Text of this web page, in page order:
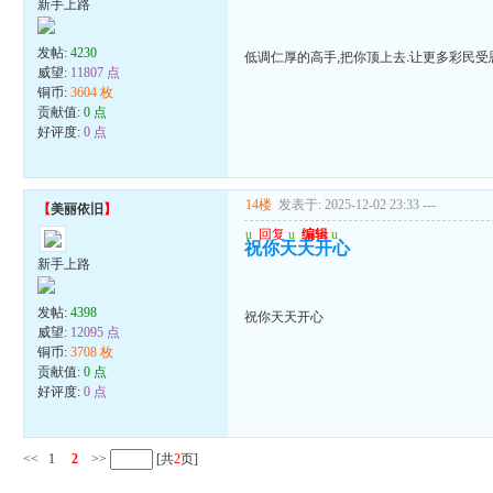
新手上路
发帖:4230
威望: 11807 点
铜币:3604 枚
贡献值:0 点
好评度:0 点
低调仁厚的高手,把你顶上去.让更多彩民受
【美丽依旧 】
新手上路
发帖:4398
威望: 12095 点
铜币:3708 枚
贡献值:0 点
好评度:0 点
14楼 发表于: 2025-12-02 23:33 ---
u 回复 u 编辑 u
祝你天天开心
祝你天天开心
<< 1 2 >> [共2页]